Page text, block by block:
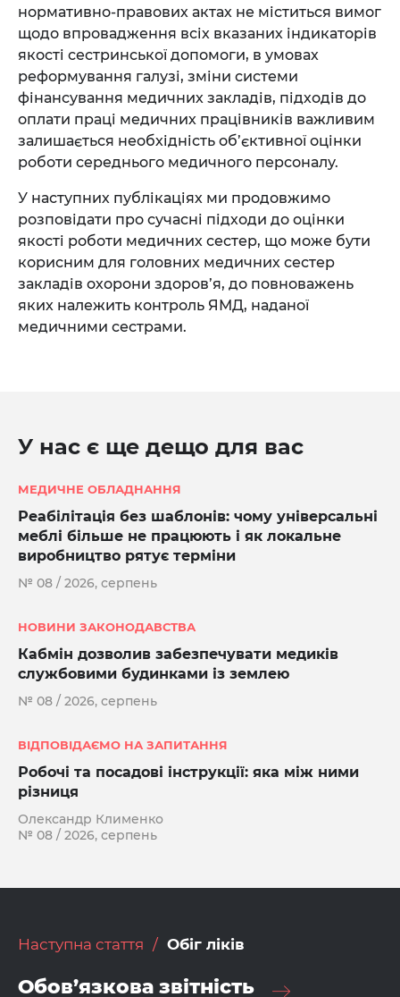
нормативно-правових актах не міститься вимог
щодо впровадження всіх вказаних індикаторів
якості сестринської допомоги, в умовах
реформування галузі, зміни системи
фінансування медичних закладів, підходів до
оплати праці медичних працівників важливим
залишається необхідність об’єктивної оцінки
роботи середнього медичного персоналу.
У наступних публікаціях ми продовжимо
розповідати про сучасні підходи до оцінки
якості роботи медичних сестер, що може бути
корисним для головних медичних сестер
закладів охорони здоров’я, до повноважень
яких належить контроль ЯМД, наданої
медичними сестрами.
У нас є ще дещо для вас
МЕДИЧНЕ ОБЛАДНАННЯ
Реабілітація без шаблонів: чому універсальні
меблі більше не працюють і як локальне
виробництво рятує терміни
№ 08 / 2026, серпень
НОВИНИ ЗАКОНОДАВСТВА
Кабмін дозволив забезпечувати медиків
службовими будинками із землею
№ 08 / 2026, серпень
ВІДПОВІДАЄМО НА ЗАПИТАННЯ
Робочі та посадові інструкції: яка між ними
різниця
Олександр Клименко
№ 08 / 2026, серпень
Наступна стаття Обіг ліків
Обов’язкова звітність